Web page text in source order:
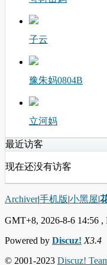
子云
豫朱妈0804B
立河妈
最近访客
现在还没有访客
Archiver|手机版|小黑屋|
GMT+8, 2026-8-6 14:56 ,
Powered by Discuz! X3.4
© 2001-2023 Discuz!